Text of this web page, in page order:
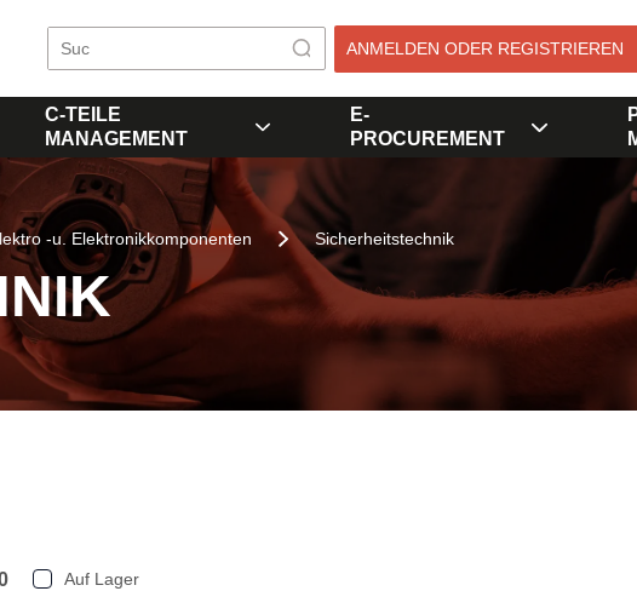
ANMELDEN ODER REGISTRIEREN
C-TEILE
MANAGEMENT
E-
PROCUREMENT
-u. Elektronikkomponenten Sicherheitstechnik
Auf Lager